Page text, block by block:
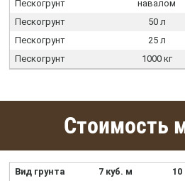
Пескогрунт
навалом
Пескогрунт
50 л
Пескогрунт
25 л
Пескогрунт
1000 кг
Стоимость
Вид грунта 7 куб. м 10